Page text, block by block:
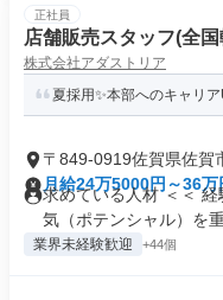
正社員
店舗販売スタッフ(全
株式会社アダストリア
夏採用✨本部へのキャリ
〒849-0919佐賀県佐賀
月給24万5000円～36万
求めている人材 ＜＜
気（ポテンシャル）を重
業界未経験歓迎 +44個